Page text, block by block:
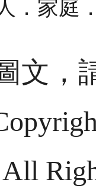
．家庭
文，
All